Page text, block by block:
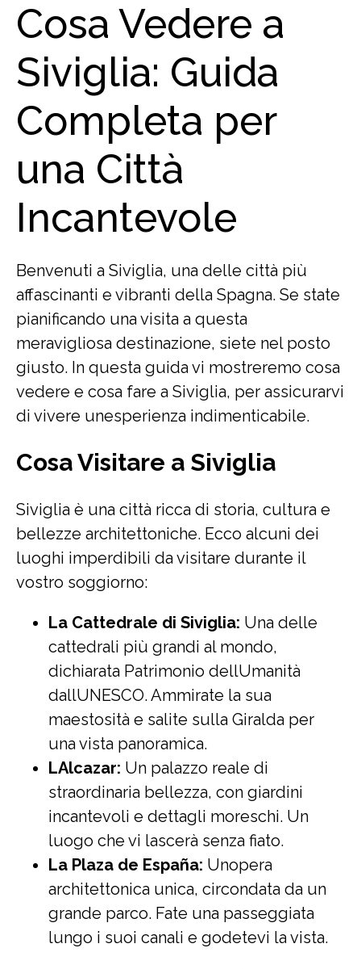
Cosa Vedere a
Siviglia: Guida
Completa per
una Città
Incantevole
Benvenuti a Siviglia, una delle città più
affascinanti e vibranti della Spagna. Se state
pianificando una visita a questa
meravigliosa destinazione, siete nel posto
giusto. In questa guida vi mostreremo cosa
vedere e cosa fare a Siviglia, per assicurarvi
di vivere unesperienza indimenticabile.
Cosa Visitare a Siviglia
Siviglia è una città ricca di storia, cultura e
bellezze architettoniche. Ecco alcuni dei
luoghi imperdibili da visitare durante il
vostro soggiorno:
La Cattedrale di Siviglia: Una delle
cattedrali più grandi al mondo,
dichiarata Patrimonio dellUmanità
dallUNESCO. Ammirate la sua
maestosità e salite sulla Giralda per
una vista panoramica.
LAlcazar: Un palazzo reale di
straordinaria bellezza, con giardini
incantevoli e dettagli moreschi. Un
luogo che vi lascerà senza fiato.
La Plaza de España: Unopera
architettonica unica, circondata da un
grande parco. Fate una passeggiata
lungo i suoi canali e godetevi la vista.